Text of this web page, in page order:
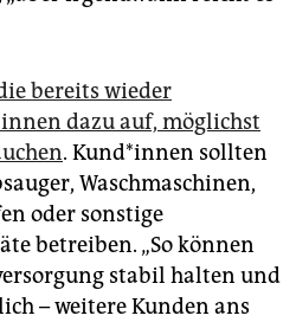
bereits wieder
dazu auf, möglichst
. Kun­d*in­nen sollten
Waschmaschinen,
oder sonstige
betreiben. „So können
stabil halten und
– weitere Kunden ans